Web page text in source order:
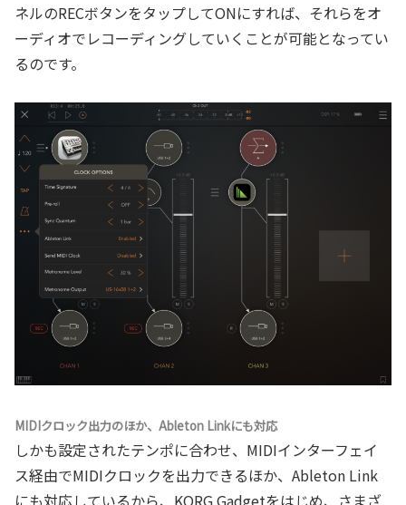
ネルのRECボタンをタップしてONにすれば、それらをオ
ーディオでレコーディングしていくことが可能となってい
るのです。
MIDIクロック出力のほか、Ableton Linkにも対応
しかも設定されたテンポに合わせ、MIDIインターフェイ
ス経由でMIDIクロックを出力できるほか、Ableton Link
にも対応しているから、KORG Gadgetをはじめ、さまざ